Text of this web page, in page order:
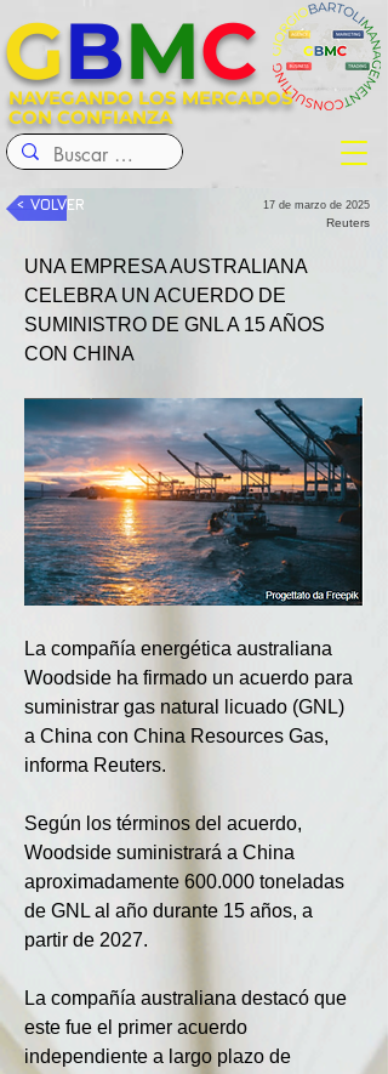
NAVEGANDO LOS MERCADOS
CON CONFIANZA
GBMC
< VOLVER 17 de marzo de 2025
Reuters
UNA EMPRESA AUSTRALIANA
CELEBRA UN ACUERDO DE
SUMINISTRO DE GNL A 15 AÑOS
CON CHINA
La compañía energética australiana
Woodside ha firmado un acuerdo para
suministrar gas natural licuado (GNL)
a China con China Resources Gas,
informa Reuters.
Según los términos del acuerdo,
Woodside suministrará a China
aproximadamente 600.000 toneladas
de GNL al año durante 15 años, a
partir de 2027.
La compañía australiana destacó que
este fue el primer acuerdo
independiente a largo plazo de